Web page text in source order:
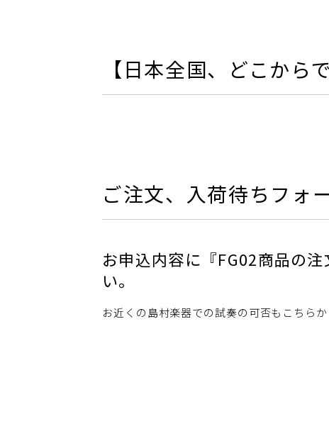
【日本全国、どこから
ご注文、入荷待ちフォ
お申込内容に『FG02商品の
い。
お近くの島村楽器での試奏の可否もこちら